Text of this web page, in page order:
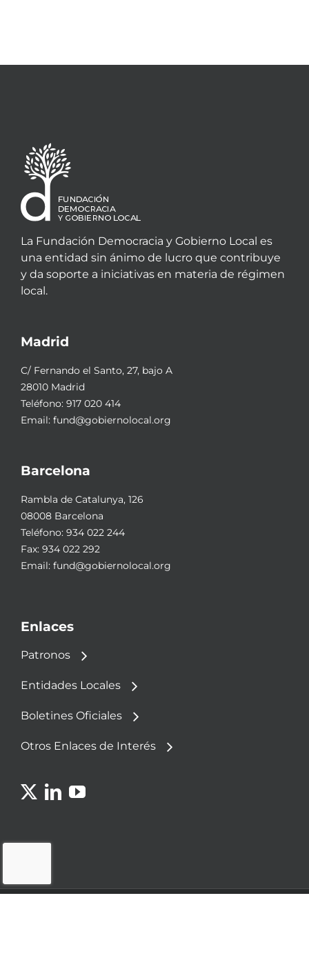
La Fundación Democracia y Gobierno Local es
una entidad sin ánimo de lucro que contribuye
y da soporte a iniciativas en materia de régimen
local.
Madrid
C/ Fernando el Santo, 27, bajo A
28010 Madrid
Teléfono: 917 020 414
Email: fund@gobiernolocal.org
Barcelona
Rambla de Catalunya, 126
08008 Barcelona
Teléfono: 934 022 244
Fax: 934 022 292
Email: fund@gobiernolocal.org
Enlaces
Patronos
Entidades Locales
Boletines Oficiales
Otros Enlaces de Interés